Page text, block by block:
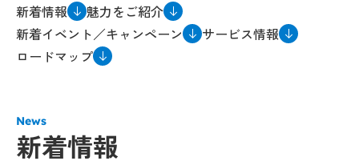
新着情報
魅力をご紹介
新着イベント／キャンペーン
サービス情報
ロードマップ
News
新着情報